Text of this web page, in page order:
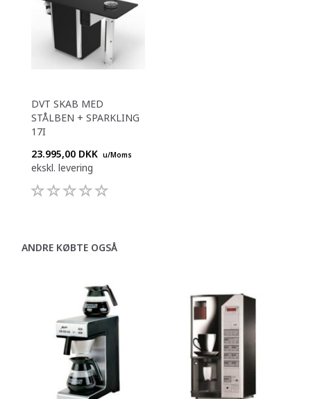
DVT SKAB MED
STÅLBEN + SPARKLING
17I
23.995,00 DKK u/Moms
ekskl. levering
ANDRE KØBTE OGSÅ